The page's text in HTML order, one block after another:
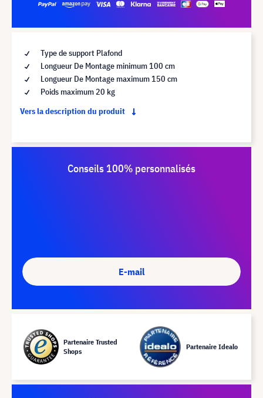
Type de support Plafond
Longueur De Montage minimum 100 cm
Longueur De Montage maximum 150 cm
Poids maximum 20 kg
Vers la description du produit
Conseils 100% personnalisés
E-mail
Partenaire Trusted
Shops
Partenaire Idealo